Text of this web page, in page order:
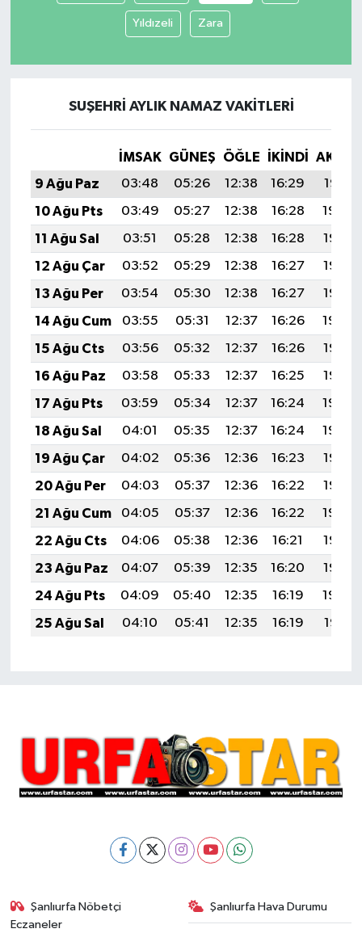
Yıldızeli Zara
SUŞEHRI AYLIK NAMAZ VAKITLERI
İMSAK GÜNEŞ ÖĞLE İKINDI
9 Ağu Paz
03:48 05:26 12:38 16:29
19:41
10 Ağu Pts
03:49 05:27 12:38 16:28
19:39
11 Ağu Sal
03:51 05:28 12:38 16:28
19:38
12 Ağu Çar
03:52 05:29 12:38 16:27
19:37
13 Ağu Per
03:54 05:30 12:38 16:27
19:36
14 Ağu Cum
03:55 05:31 12:37 16:26
19:34
15 Ağu Cts
03:56 05:32 12:37 16:26
19:33
16 Ağu Paz
03:58 05:33 12:37 16:25
19:32
17 Ağu Pts
03:59 05:34 12:37 16:24
19:30
18 Ağu Sal
04:01 05:35 12:37 16:24
19:29
19 Ağu Çar
04:02 05:36 12:36 16:23
19:27
20 Ağu Per
04:03 05:37 12:36 16:22
19:26
21 Ağu Cum
04:05 05:37 12:36 16:22
19:24
22 Ağu Cts
04:06 05:38 12:36 16:21
19:23
23 Ağu Paz
04:07 05:39 12:35 16:20
19:22
24 Ağu Pts
04:09 05:40 12:35 16:19
19:20
25 Ağu Sal
04:10 05:41 12:35 16:19 19:19
Şanlıurfa Nöbetçi
Eczaneler
Şanlıurfa Hava Durumu